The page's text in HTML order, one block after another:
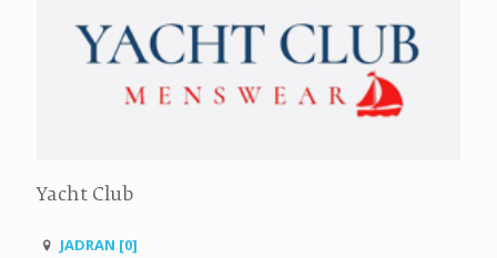
Yacht Club
JADRAN [0]